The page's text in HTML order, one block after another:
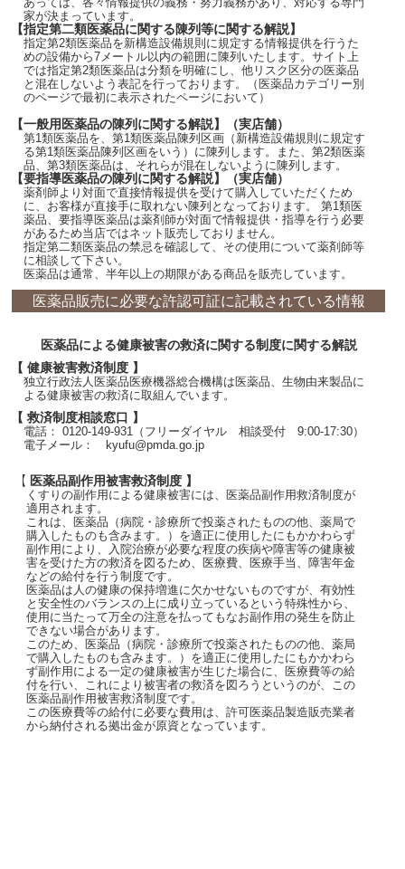
家が決まっています。
【指定第二類医薬品に関する陳列等に関する解説】
指定第2類医薬品を新構造設備規則に規定する情報提供を行うた
めの設備から7メートル以内の範囲に陳列いたします。サイト上
では指定第2類医薬品は分類を明確にし、他リスク区分の医薬品
と混在しないよう表記を行っております。（医薬品カテゴリー別
のページで最初に表示されたページにおいて）
【一般用医薬品の陳列に関する解説】（実店舗）
第1類医薬品を、第1類医薬品陳列区画（新構造設備規則に規定す
る第1類医薬品陳列区画をいう）に陳列します。また、第2類医薬
品、第3類医薬品は、それらが混在しないように陳列します。
【要指導医薬品の陳列に関する解説】（実店舗）
薬剤師より対面で直接情報提供を受けて購入していただくため
に、お客様が直接手に取れない陳列となっております。 第1類医
薬品、要指導医薬品は薬剤師が対面で情報提供・指導を行う必要
があるため当店ではネット販売しておりません。
指定第二類医薬品の禁忌を確認して、その使用について薬剤師等
に相談して下さい。
医薬品は通常、半年以上の期限がある商品を販売しています。
医薬品販売に必要な許認可証に記載されている情報
医薬品による健康被害の救済に関する制度に関する解説
【 健康被害救済制度 】
独立行政法人医薬品医療機器総合機構は医薬品、生物由来製品に
よる健康被害の救済に取組んでいます。
【 救済制度相談窓口 】
電話： 0120-149-931（フリーダイヤル 相談受付 9:00-17:30）
電子メール： kyufu@pmda.go.jp
【 医薬品副作用被害救済制度 】
くすりの副作用による健康被害には、医薬品副作用救済制度が
適用されます。
これは、医薬品（病院・診療所で投薬されたものの他、薬局で
購入したものも含みます。）を適正に使用したにもかかわらず
副作用により、入院治療が必要な程度の疾病や障害等の健康被
害を受けた方の救済を図るため、医療費、医療手当、障害年金
などの給付を行う制度です。
医薬品は人の健康の保持増進に欠かせないものですが、有効性
と安全性のバランスの上に成り立っているという特殊性から、
使用に当たって万全の注意を払ってもなお副作用の発生を防止
できない場合があります。
このため、医薬品（病院・診療所で投薬されたものの他、薬局
で購入したものも含みます。）を適正に使用したにもかかわら
ず副作用による一定の健康被害が生じた場合に、医療費等の給
付を行い、これにより被害者の救済を図ろうというのが、この
医薬品副作用被害救済制度です。
この医療費等の給付に必要な費用は、許可医薬品製造販売業者
から納付される拠出金が原資となっています。